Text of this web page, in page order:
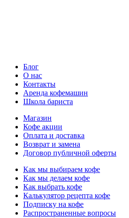
Блог
О нас
Контакты
Аренда кофемашин
Школа бариста
Магазин
Кофе акции
Оплата и доставка
Возврат и замена
Договор публичной оферты
Как мы выбираем кофе
Как мы делаем кофе
Как выбрать кофе
Калькулятор рецепта кофе
Подписку на кофе
Распространенные вопросы